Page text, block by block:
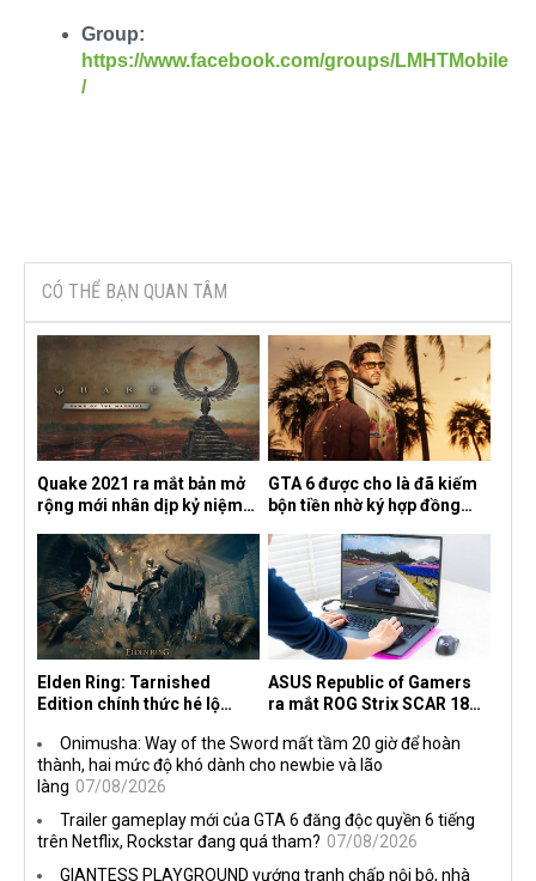
Group:
https://www.facebook.com/groups/LMHTMobile
/
CÓ THỂ BẠN QUAN TÂM
Quake 2021 ra mắt bản mở
rộng mới nhân dịp kỷ niệm
the Machine
GTA 6 được cho là đã kiếm
bộn tiền nhờ ký hợp đồng
Elden Ring: Tarnished
Edition chính thức hé lộ
ASUS Republic of Gamers
ra mắt ROG Strix SCAR 18
Onimusha: Way of the Sword mất tầm 20 giờ để hoàn
thành, hai mức độ khó dành cho newbie và lão
làng 07/08/2026
Trailer gameplay mới của GTA 6 đăng độc quyền 6 tiếng
trên Netflix, Rockstar đang quá tham? 07/08/2026
GIANTESS PLAYGROUND vướng tranh chấp nội bộ, nhà